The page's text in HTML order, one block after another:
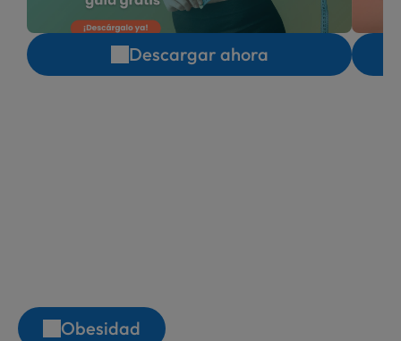
Descargar ahora
Busca por categoría
Obesidad